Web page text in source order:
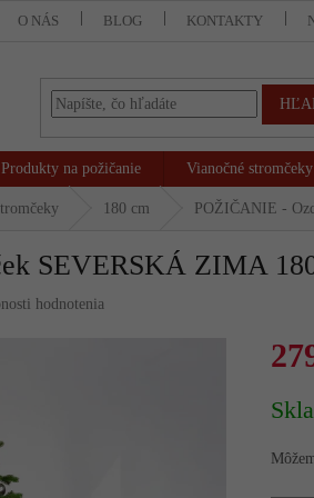
O NÁS BLOG KONTAKTY
Produkty na požičanie Vianočné stromčeky
180 cm POŽIČANIE -
SEVERSKÁ ZIMA
hodnotenia
cena: